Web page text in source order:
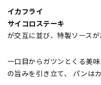
イカフライ
サイコロステーキ
が交互に並び、特製ソースが
一口目からガツンとくる美
の旨みを引き立て、 パンは